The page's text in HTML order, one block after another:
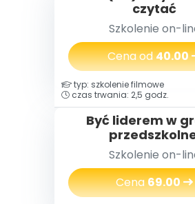
czytać
Szkolenie on-
Cena od40.00
typ: szkolenie filmowe
czas trwania: 2,5 godz.
Być liderem w
Szkolenie on-
Cena69.00